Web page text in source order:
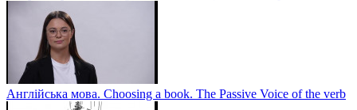
Англійська мова. Choosing a book. The Passive Voice of the verb